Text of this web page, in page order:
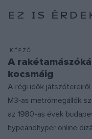
EZ IS
KÉPZŐ
A
kocsmáig
A régi idők
M3-as metrómegállók
az 1980-as évek
hypeandhyper online